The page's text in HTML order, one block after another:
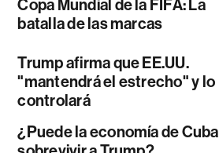
Copa Mundial de la FIFA: La
batalla de las marcas
Trump afirma que EE.UU.
"mantendrá el estrecho" y lo
controlará
¿Puede la economía de Cuba